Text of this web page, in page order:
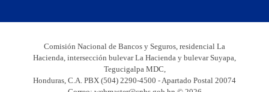
Comisión Nacional de Bancos y Seguros, residencial La
Hacienda, intersección bulevar La Hacienda y bulevar Suyapa,
Tegucigalpa MDC,
Honduras, C.A. PBX (504) 2290-4500 - Apartado Postal 20074